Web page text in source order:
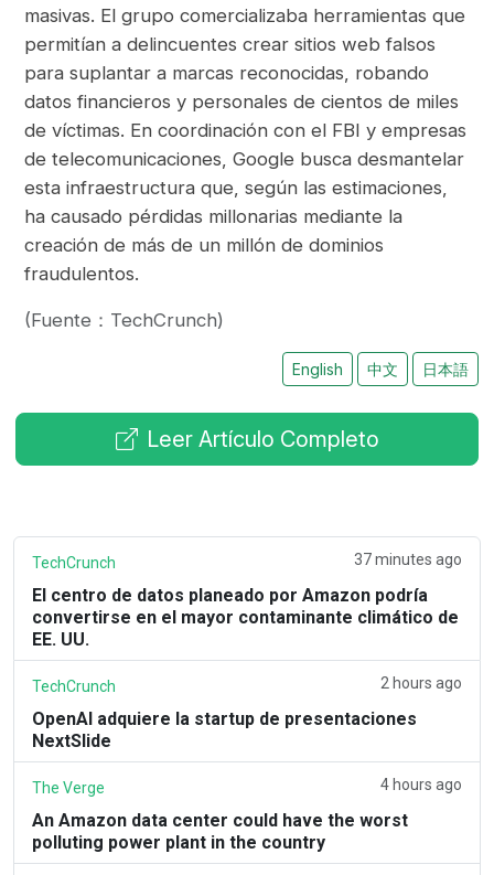
masivas. El grupo comercializaba herramientas que
permitían a delincuentes crear sitios web falsos
para suplantar a marcas reconocidas, robando
datos financieros y personales de cientos de miles
de víctimas. En coordinación con el FBI y empresas
de telecomunicaciones, Google busca desmantelar
esta infraestructura que, según las estimaciones,
ha causado pérdidas millonarias mediante la
creación de más de un millón de dominios
fraudulentos.
(Fuente：TechCrunch)
English 中文 日本語
Leer Artículo Completo
TechCrunch 37 minutes ago
El centro de datos planeado por Amazon podría
convertirse en el mayor contaminante climático de
EE. UU.
TechCrunch 2 hours ago
OpenAI adquiere la startup de presentaciones
NextSlide
The Verge 4 hours ago
An Amazon data center could have the worst
polluting power plant in the country